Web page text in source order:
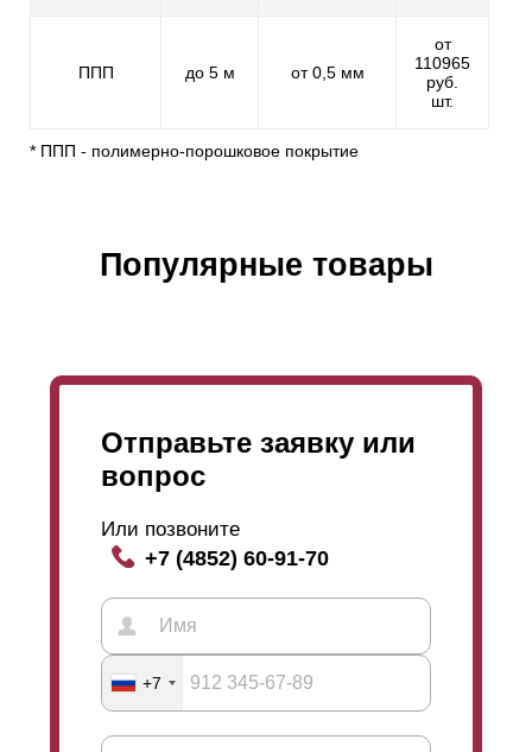
ППП до 5 м от 0,5 мм
от
110965
руб.
шт.
* ППП - полимерно-порошковое покрытие
Популярные товары
Отправьте заявку или
вопрос
Или позвоните
+7 (4852) 60-91-70
+7